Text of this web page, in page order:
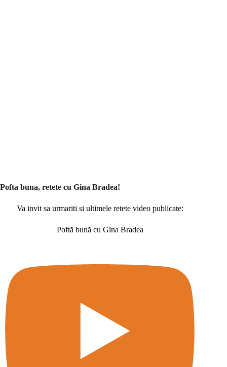
Pofta buna, retete cu Gina Bradea!
Va invit sa urmariti si ultimele retete video publicate:
Poftă bună cu Gina Bradea